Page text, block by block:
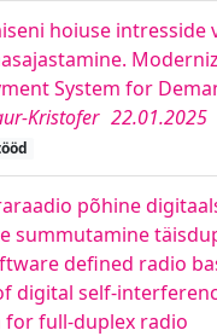
hoiuse intresside
System for
Kristofer 22.01.2025
põhine
summutamine
defined radio
digital self-
for full-duplex radio